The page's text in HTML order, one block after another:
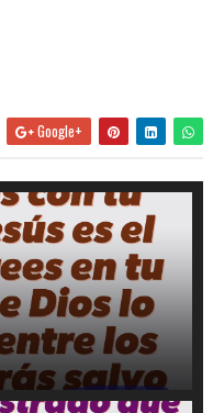
Google+